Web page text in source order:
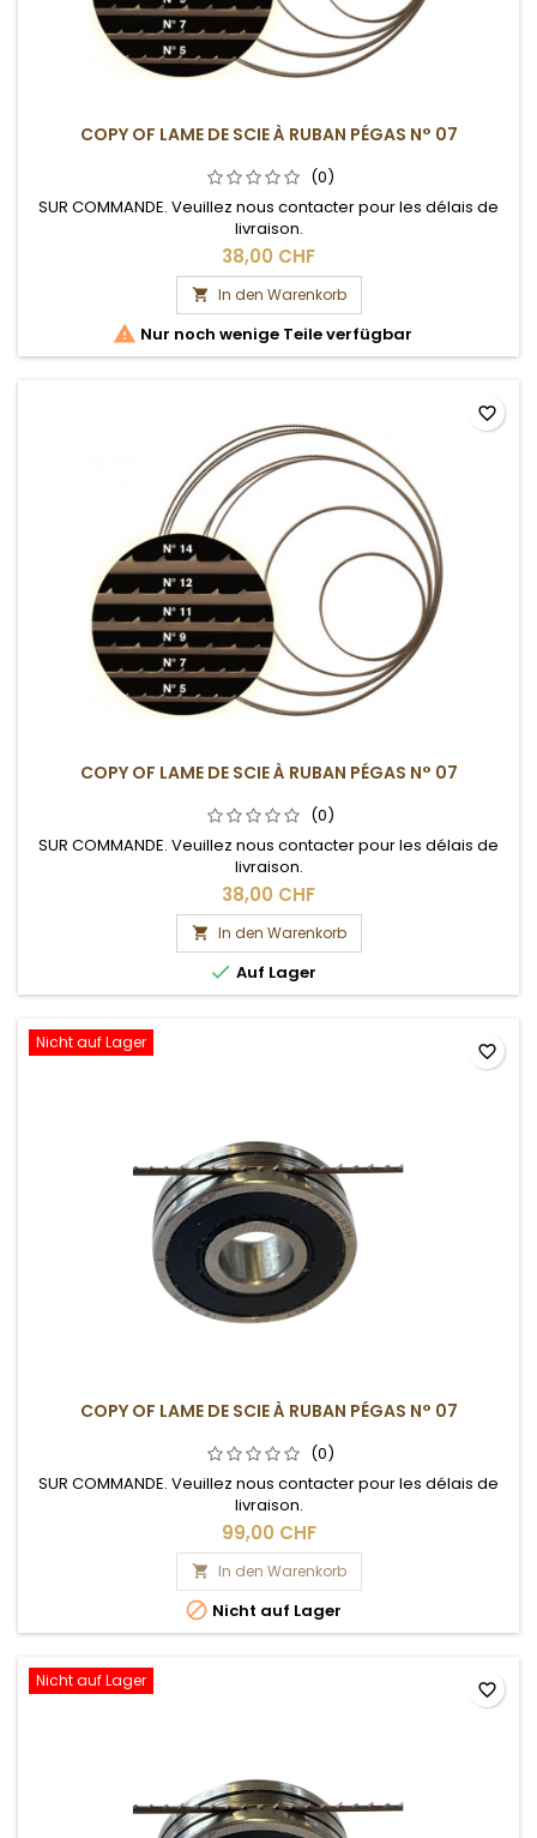
COPY OF LAME DE SCIE À RUBAN PÉGAS N° 07
(0)
SUR COMMANDE. Veuillez nous contacter pour les délais de
livraison.
38,00 CHF
 In den Warenkorb
 Nur noch wenige Teile verfügbar
COPY OF LAME DE SCIE À RUBAN PÉGAS N° 07
(0)
SUR COMMANDE. Veuillez nous contacter pour les délais de
livraison.
38,00 CHF
 In den Warenkorb
 Auf Lager
favorite_border
Nicht auf Lager
COPY OF LAME DE SCIE À RUBAN PÉGAS N° 07
(0)
SUR COMMANDE. Veuillez nous contacter pour les délais de
livraison.
99,00 CHF
 In den Warenkorb
 Nicht auf Lager
favorite_border
Nicht auf Lager favorite_border